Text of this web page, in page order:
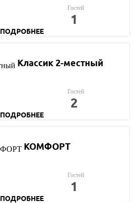
Гостей
1
ПОДРОБНЕЕ
Классик 2-местный
Гостей
2
ПОДРОБНЕЕ
КОМФОРТ
Гостей
1
ПОДРОБНЕЕ